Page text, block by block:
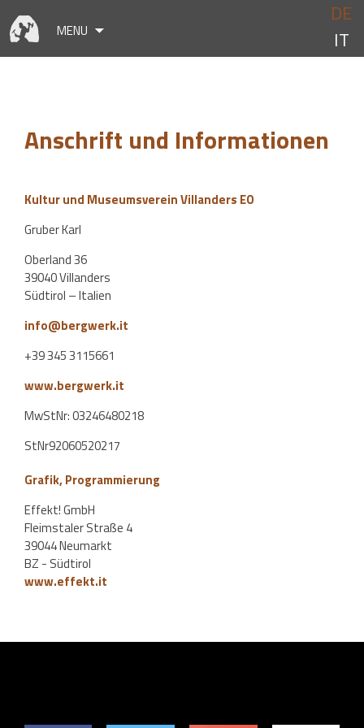
to
content
MENU
DE
IT
Anschrift und Informationen
Kultur und Museumsverein Villanders EO
Gruber Karl
Oberland 36
39040 Villanders
Südtirol – Italien
info@bergwerk.it
+39 345 3115661
www.bergwerk.it
MwStNr: 03246480218
StNr92060520217
Grafik, Programmierung
Effekt! GmbH
Fleimstaler Straße 4
39044 Neumarkt
BZ - Südtirol
www.effekt.it